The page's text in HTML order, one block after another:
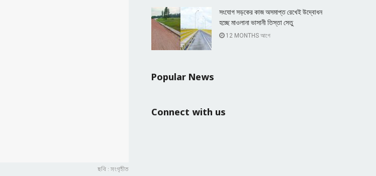
ছবি : সংগৃহীত
সংযোগ সড়কের কাজ অসমাপ্ত রেখেই উদ্বোধন
হচ্ছে মাওলানা ভাসানী তিস্তা সেতু
12 MONTHS আগে
Popular News
Connect with us